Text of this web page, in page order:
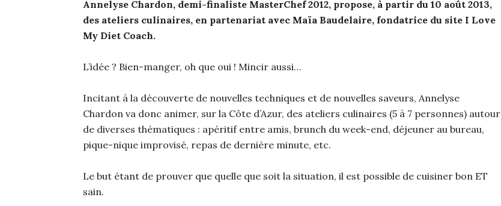
Annelyse Chardon, demi-finaliste MasterChef 2012, propose, à partir du 10 août 2013,
des ateliers culinaires, en partenariat avec Maïa Baudelaire, fondatrice du site I Love
My Diet Coach.
L’idée ? Bien-manger, oh que oui ! Mincir aussi…
Incitant à la découverte de nouvelles techniques et de nouvelles saveurs, Annelyse
Chardon va donc animer, sur la Côte d’Azur, des ateliers culinaires (5 à 7 personnes) autour
de diverses thématiques : apéritif entre amis, brunch du week-end, déjeuner au bureau,
pique-nique improvisé, repas de dernière minute, etc.
Le but étant de prouver que quelle que soit la situation, il est possible de cuisiner bon ET
sain.